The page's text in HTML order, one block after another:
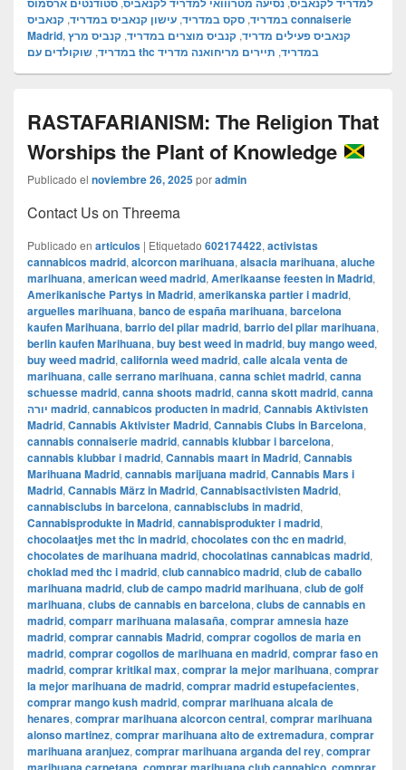
במדריד, סקס במדריד, עישון קנאביס במדריד, קנאביס connaiserie
Madrid, קנאביס פעילים מדריד, קנביס מוצרים במדריד, קנביס מרץ
במדריד, שוקולדים עם thc במדריד, תיירים מריחואנה מדריד
RASTAFARIANISM: The Religion That
Worships the Plant of Knowledge
Publicado el noviembre 26, 2025poradmin
Contact Us on Threema
Publicado en articulos | Etiquetado 602174422, activistas
cannabicos madrid, alcorcon marihuana, alsacia marihuana, aluche
marihuana, american weed madrid, Amerikaanse feesten in Madrid,
Amerikanische Partys in Madrid, amerikanska partier i madrid,
arguelles marihuana, banco de españa marihuana, barcelona
kaufen Marihuana, barrio del pilar madrid, barrio del pilar marihuana,
berlin kaufen Marihuana, buy best weed in madrid, buy mango weed,
buy weed madrid, california weed madrid, calle alcala venta de
marihuana, calle serrano marihuana, canna schiet madrid, canna
schuesse madrid, canna shoots madrid, canna skott madrid, canna
יורה madrid, cannabicos producten in madrid, Cannabis Aktivisten
Madrid, Cannabis Aktivister Madrid, Cannabis Clubs in Barcelona,
cannabis connaiserie madrid, cannabis klubbar i barcelona,
cannabis klubbar i madrid, Cannabis maart in Madrid, Cannabis
Marihuana Madrid, cannabis marijuana madrid, Cannabis Mars i
Madrid, Cannabis März in Madrid, Cannabisactivisten Madrid,
cannabisclubs in barcelona, cannabisclubs in madrid,
Cannabisprodukte in Madrid, cannabisprodukter i madrid,
chocolaatjes met thc in madrid, chocolates con thc en madrid,
chocolates de marihuana madrid, chocolatinas cannabicas madrid,
choklad med thc i madrid, club cannabico madrid, club de caballo
marihuana madrid, club de campo madrid marihuana, club de golf
marihuana, clubs de cannabis en barcelona, clubs de cannabis en
madrid, comparr marihuana malasaña, comprar amnesia haze
madrid, comprar cannabis Madrid, comprar cogollos de maria en
madrid, comprar cogollos de marihuana en madrid, comprar faso en
madrid, comprar kritikal max, comprar la mejor marihuana, comprar
la mejor marihuana de madrid, comprar madrid estupefacientes,
comprar mango kush madrid, comprar marihuana alcala de
henares, comprar marihuana alcorcon central, comprar marihuana
alonso martinez, comprar marihuana alto de extremadura, comprar
marihuana aranjuez, comprar marihuana arganda del rey, comprar